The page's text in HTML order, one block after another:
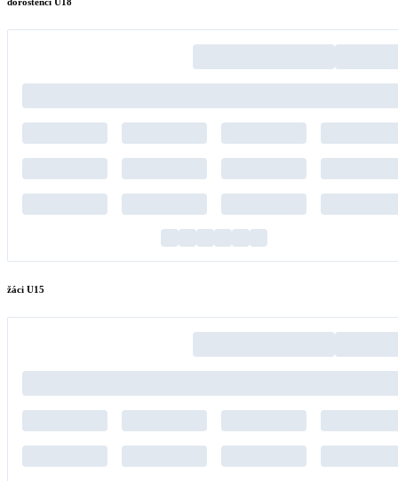
dorostenci U18
žáci U15